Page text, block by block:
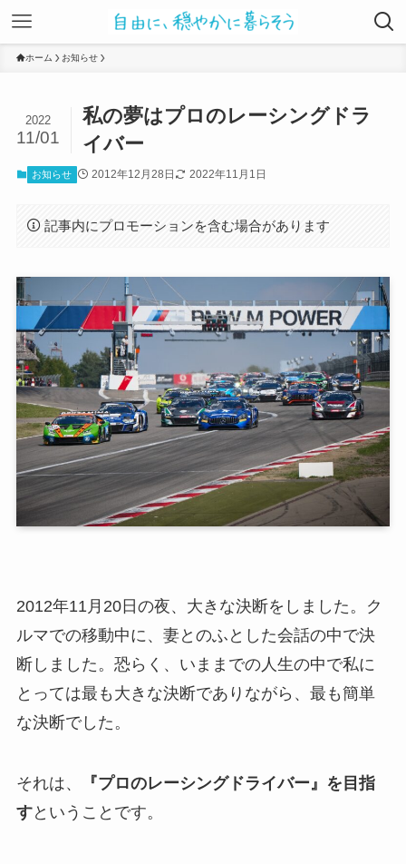
ホーム お知らせ
私の夢はプロのレーシングドラ
イバー
2022
11/01
お知らせ 2012年12月28日 2022年11月1日
記事内にプロモーションを含む場合があります
2012年11月20日の夜、大きな決断をしました。ク
ルマでの移動中に、妻とのふとした会話の中で決
断しました。恐らく、いままでの人生の中で私に
とっては最も大きな決断でありながら、最も簡単
な決断でした。
それは、
『プロのレーシングドライバー』を目指
すということです。